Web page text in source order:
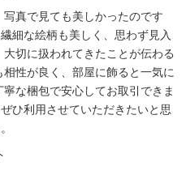
真で見ても美しかったのです
細な絵柄も美しく、思わず見入
切に扱われてきたことが伝わる
性が良く、部屋に飾ると一気に
な梱包で安心してお取引できま
ひ利用させていただきたいと思